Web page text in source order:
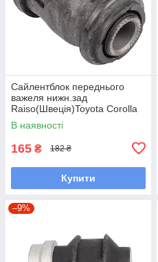
Сайлентблок переднього
важеля нижн.зад
Raiso(Швеція)Toyota Corolla
Station Wagon, Королла#RL-
486120H UAEMBEN7
В наявності
165 ₴ 182 ₴
Купити
–9%